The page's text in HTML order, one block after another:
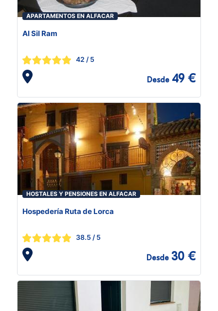
APARTAMENTOS EN ALFACAR
Al Sil Ram
42 / 5
Desde 49 €
HOSTALES Y PENSIONES EN ALFACAR
Hospedería Ruta de Lorca
38.5 / 5
Desde 30 €